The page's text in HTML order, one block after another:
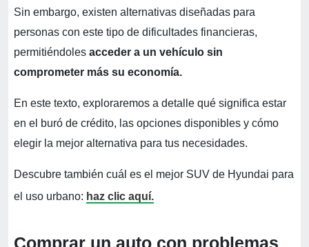
Sin embargo, existen alternativas diseñadas para
personas con este tipo de dificultades financieras,
permitiéndoles acceder a un vehículo sin
comprometer más su economía.
En este texto, exploraremos a detalle qué significa estar
en el buró de crédito, las opciones disponibles y cómo
elegir la mejor alternativa para tus necesidades.
Descubre también cuál es el mejor SUV de Hyundai para
el uso urbano: haz clic aquí.
Comprar un auto con problemas